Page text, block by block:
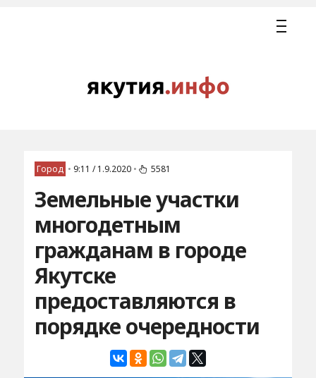
Город • 9:11 / 1.9.2020 • 5581
Земельные участки
многодетным
гражданам в городе
Якутске
предоставляются в
порядке очередности